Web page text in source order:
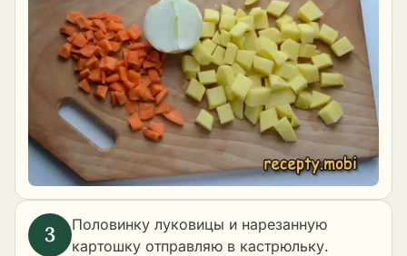
Половинку луковицы и нарезанную
картошку отправляю в кастрюльку.